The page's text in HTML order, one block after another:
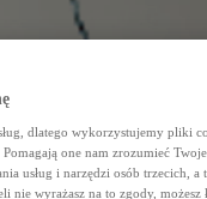
dlatego wykorzystujemy pliki
one nam zrozumieć
usług i narzędzi osób trzecich, a
nie wyrażasz na to zgody, możesz